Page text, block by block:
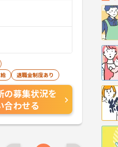
退職金制度あり
の募集状況を
合わせる